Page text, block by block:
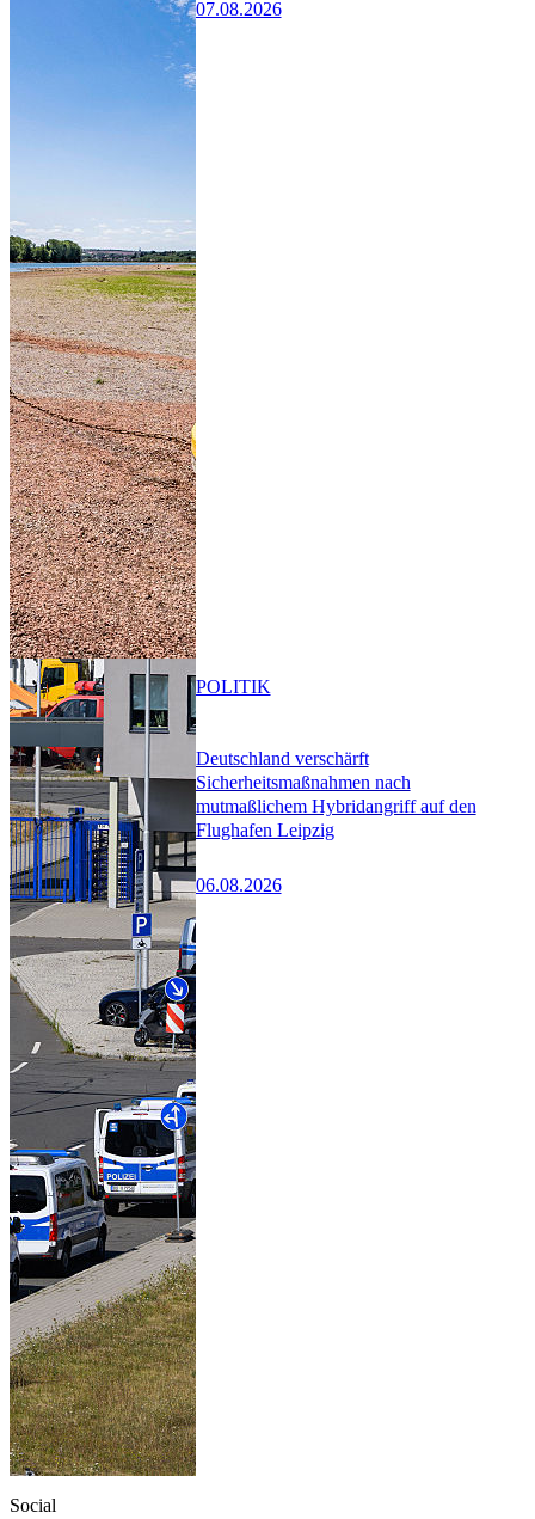
07.08.2026
Deutschland verschärft
Sicherheitsmaßnahmen nach
mutmaßlichem Hybridangriff auf den
Flughafen Leipzig
06.08.2026
POLITIK
Social